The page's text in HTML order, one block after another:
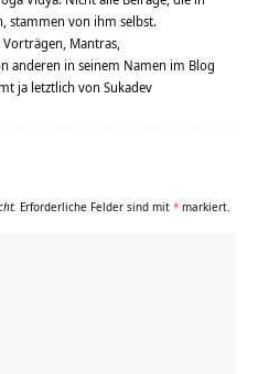
stammen von ihm selbst.
Mantras,
anderen in seinem Namen im Blog
ja letztlich von Sukadev
Erforderliche Felder sind mit * markiert.